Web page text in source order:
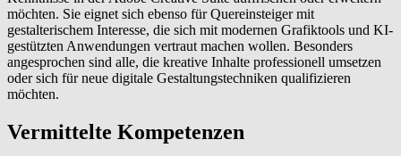
möchten. Sie eignet sich ebenso für Quereinsteiger mit
gestalterischem Interesse, die sich mit modernen Grafiktools und KI-
gestützten Anwendungen vertraut machen wollen. Besonders
angesprochen sind alle, die kreative Inhalte professionell umsetzen
oder sich für neue digitale Gestaltungstechniken qualifizieren
möchten.
Vermittelte Kompetenzen